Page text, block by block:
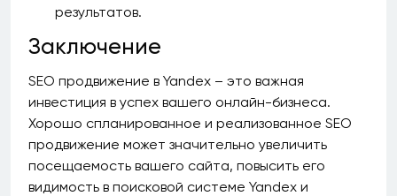
результатов.
Заключение
SEO продвижение в Yandex – это важная
инвестиция в успех вашего онлайн-бизнеса.
Хорошо спланированное и реализованное SEO
продвижение может значительно увеличить
посещаемость вашего сайта, повысить его
видимость в поисковой системе Yandex и